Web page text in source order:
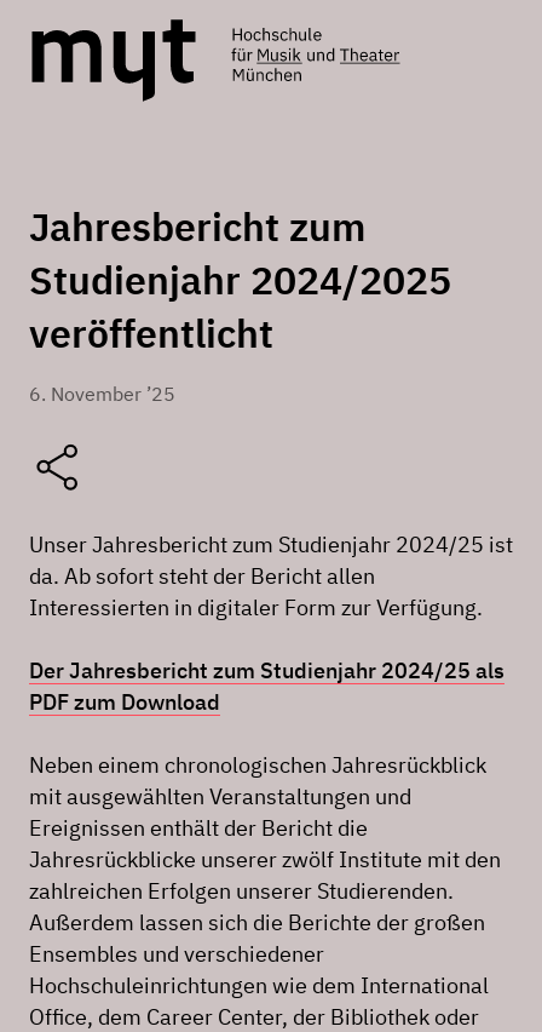
Jahresbericht zum
Studienjahr 2024/2025
veröffentlicht
6. November ’25
Unser Jahresbericht zum Studienjahr 2024/25 ist
da. Ab sofort steht der Bericht allen
Interessierten in digitaler Form zur Verfügung.
Der Jahresbericht zum Studienjahr 2024/25 als
PDF zum Download
Neben einem chronologischen Jahresrückblick
mit ausgewählten Veranstaltungen und
Ereignissen enthält der Bericht die
Jahresrückblicke unserer zwölf Institute mit den
zahlreichen Erfolgen unserer Studierenden.
Außerdem lassen sich die Berichte der großen
Ensembles und verschiedener
Hochschuleinrichtungen wie dem International
Office, dem Career Center, der Bibliothek oder